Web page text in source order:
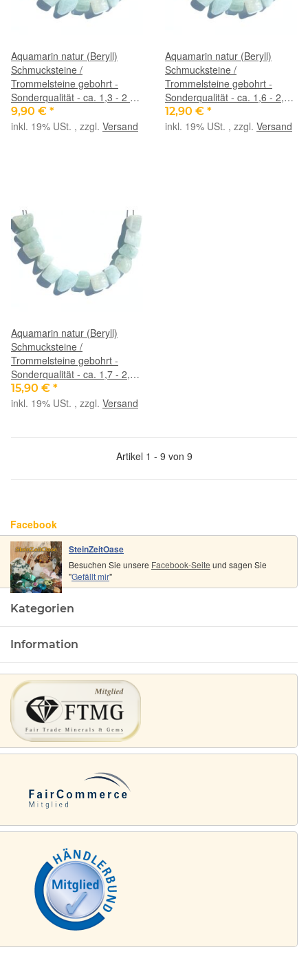
Aquamarin natur (Beryll)
Schmucksteine /
Trommelsteine gebohrt -
Sonderqualität - ca. 1,3 - 2 cm
/ ca. 4-5 g/St
9,90 € *
inkl. 19% USt. , zzgl. Versand
Aquamarin natur (Beryll)
Schmucksteine /
Trommelsteine gebohrt -
Sonderqualität - ca. 1,6 - 2,3
cm / ca. 6-7 g/St
12,90 € *
inkl. 19% USt. , zzgl. Versand
Aquamarin natur (Beryll)
Schmucksteine /
Trommelsteine gebohrt -
Sonderqualität - ca. 1,7 - 2,4
cm / ca. 8-9 g/St
15,90 € *
inkl. 19% USt. , zzgl. Versand
Artikel 1 - 9 von 9
Facebook
SteinZeitOase
Besuchen Sie unsere Facebook-Seite und sagen Sie
"Gefällt mir"
Kategorien
Information